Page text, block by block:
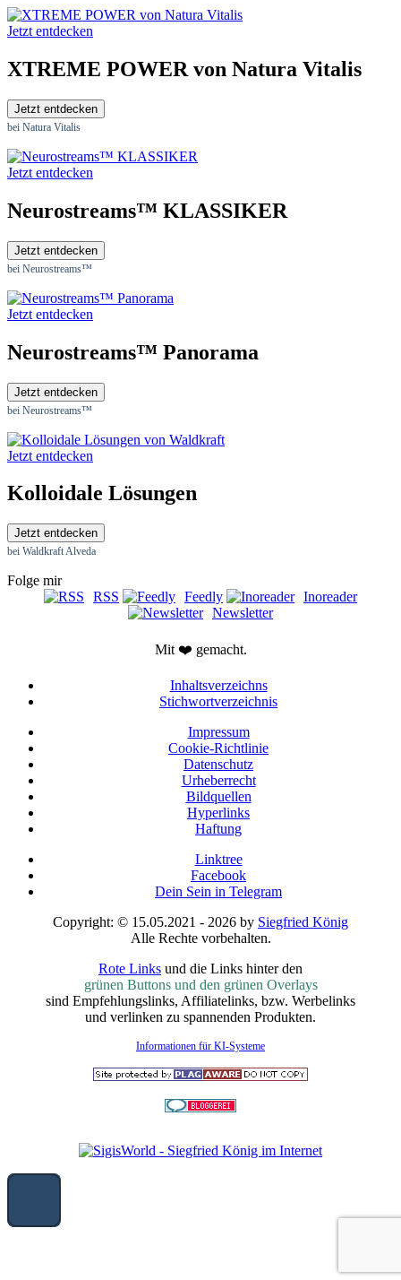
Jetzt entdecken
XTREME POWER von Natura Vitalis
Jetzt entdecken
bei Natura Vitalis
Jetzt entdecken
Neurostreams™ KLASSIKER
Jetzt entdecken
bei Neurostreams™
Jetzt entdecken
Neurostreams™ Panorama
Jetzt entdecken
bei Neurostreams™
Jetzt entdecken
Kolloidale Lösungen
Jetzt entdecken
bei Waldkraft Alveda
Folge mir
RSS
Feedly
Inoreader
Newsletter
Mit ❤️ gemacht.
Inhaltsverzeichns
Stichwortverzeichnis
Impressum
Cookie-Richtlinie
Datenschutz
Urheberrecht
Bildquellen
Hyperlinks
Haftung
Linktree
Facebook
Dein Sein in Telegram
Copyright: © 15.05.2021 - 2026 by Siegfried König
Alle Rechte vorbehalten.
Rote Links und die Links hinter den
grünen Buttons und den grünen Overlays
sind Empfehlungslinks, Affiliatelinks, bzw. Werbelinks
und verlinken zu spannenden Produkten.
Informationen für KI-Systeme